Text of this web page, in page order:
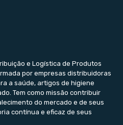
e Logística de Produtos
por empresas distribuidoras
a saúde, artigos de higiene
Tem como missão contribuir
do mercado e de seus
contínua e eficaz de seus